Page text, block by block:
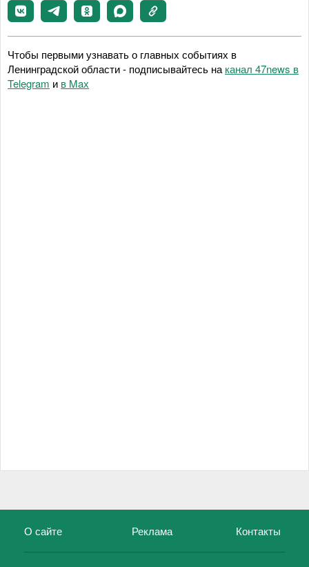
Чтобы первыми узнавать о главных событиях в
Ленинградской области - подписывайтесь на канал 47news в
Telegram и в Maх
О сайте Реклама Контакты